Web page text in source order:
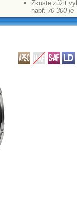
Zkuste zúžit
např. 70 300 je